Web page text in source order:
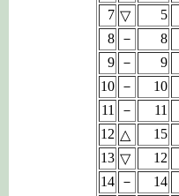
7 ▽ 5
8
－ 8
9
－ 9
10
－ 10
11
－ 11
12 △ 15
13 ▽ 12
14
－ 14